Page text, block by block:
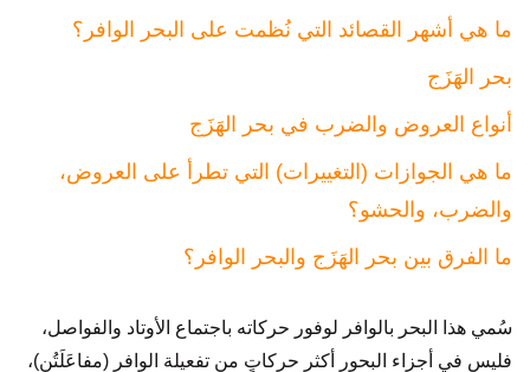
ما هي أشهر القصائد التي نُظمت على البحر الوافر؟
بحر الهَزَج
أنواع العروض والضرب في بحر الهَزَج
ما هي الجوازات (التغييرات) التي تطرأ على العروض،
والضرب، والحشو؟
ما الفرق بين بحر الهَزَج والبحر الوافر؟
سُمي هذا البحر بالوافر لوفور حركاته باجتماع الأوتاد والفواصل،
فليس في أجزاء البحور أكثر حركاتٍ من تفعيلة الوافر (مفاعَلَتُن)،